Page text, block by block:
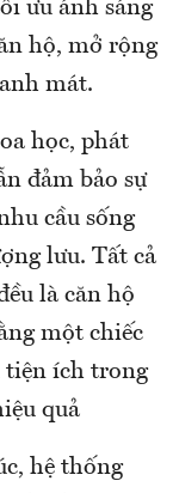
ưu ánh sáng
hộ, mở rộng
mát.
học, phát
đảm bảo sự
cầu sống
lưu. Tất cả
là căn hộ
một chiếc
tiện ích trong
quả
hệ thống